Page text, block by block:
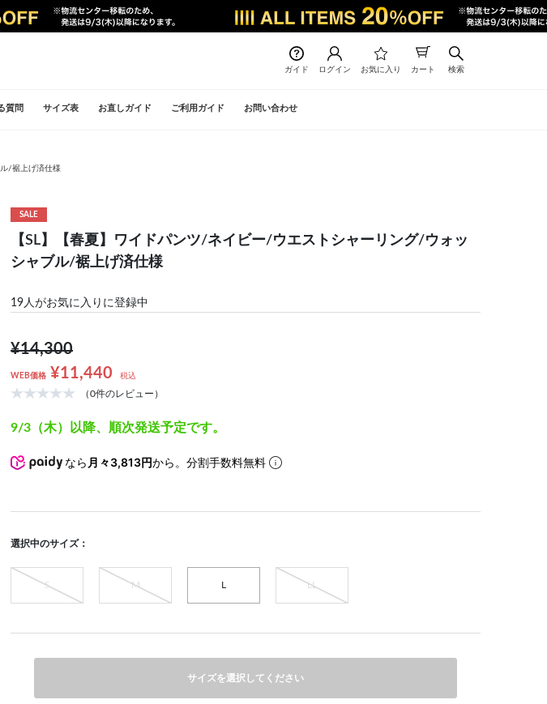
ガイド ログイン お気に入り カート 検索
質問 サイズ表 お直しガイド ご利用ガイド お問い合わせ
/裾上げ済仕様
像
SALE
【SL】【春夏】ワイドパンツ/ネイビー/ウエストシャーリング/ウォッ
シャブル/裾上げ済仕様
19人がお気に入りに登録中
¥14,300
WEB価格 ¥11,440 税込
（0件のレビュー）
9/3（木）以降、順次発送予定です。
なら 月々3,813円から。分割手数料無料
選択中のサイズ：
S M LL
サイズを選択してください